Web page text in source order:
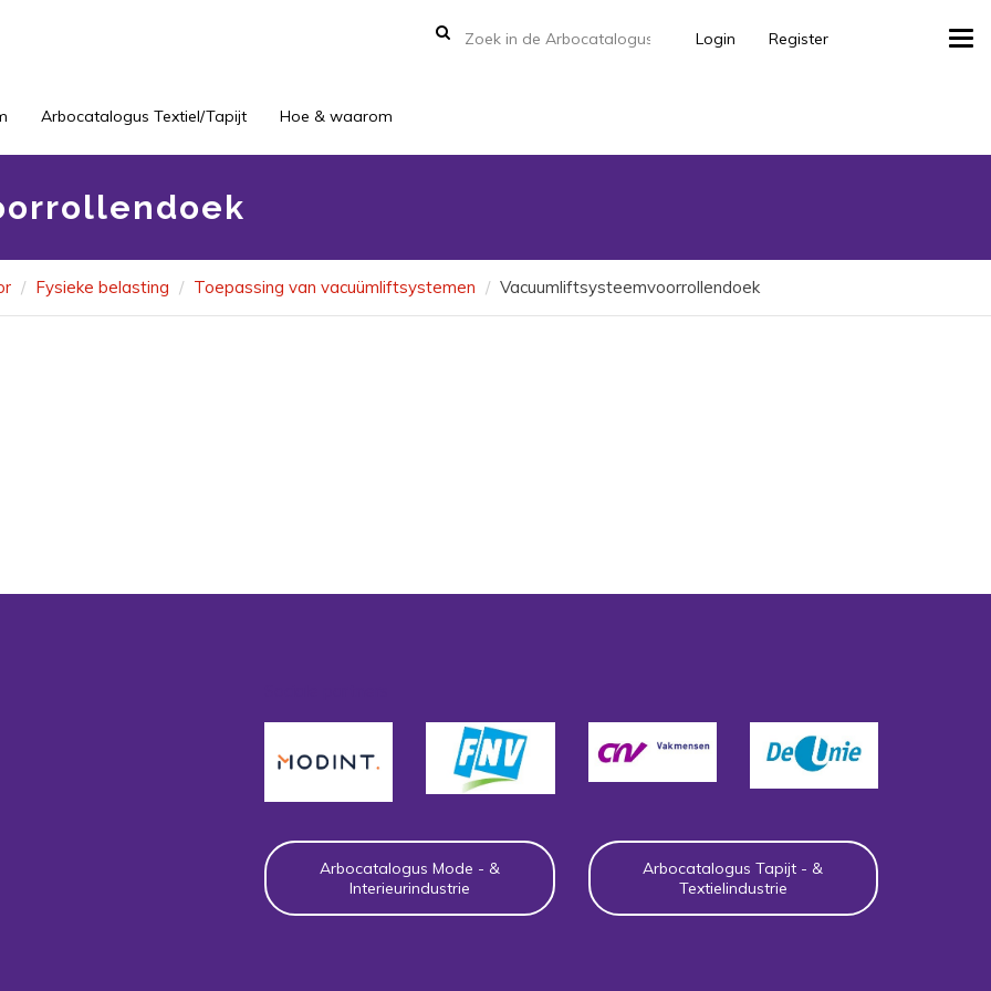
Login Register
Arbocatalogus Textiel/Tapijt Hoe & waarom
Fysieke belasting Toepassing van vacuümliftsystemen Vacuumliftsysteemvoorrollendoek
Arbocatalogus Mode - &
Interieurindustrie
Arbocatalogus Tapijt - &
Textielindustrie